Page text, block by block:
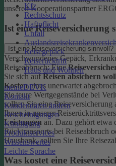
Kfz
Rechtsschutz
Haftpflicht
Unfall
Reisegepäck
Reiserücktritt
Haus und Wohnen
meineDEVK
Kontakt
Kundendaten ändern
Bescheinigungen
Kündigung
Produktservices
Wissenswertes
Leichte Sprache
unseren Kooperationspartner
Ist eine Reiseversicherung
Ist eine Reiseversicherung sinnvoll?
Verschwundenes Gepäck,
Reiseabbruch: Eine
Sie sich aufReisen absichern
Kosteneines unerwartet
Sie teure Wertgegenstände bei
sollten Sie eine Reiseversicherung
Ihnen in unserer
Leistungen an. Dazu gehört etwa
Rücktransports bei Reiseabbruch
Hausbank, sollten Sie Ihre
Was kostet eine